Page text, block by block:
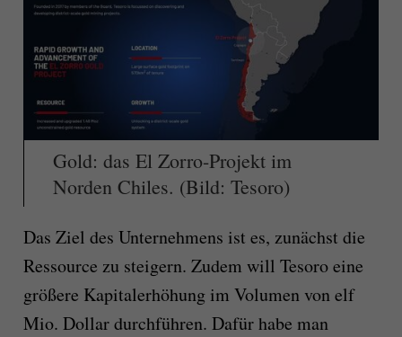
Gold: das El Zorro-Projekt im
Norden Chiles. (Bild: Tesoro)
Das Ziel des Unternehmens ist es, zunächst die
Ressource zu steigern. Zudem will Tesoro eine
größere Kapitalerhöhung im Volumen von elf
Mio. Dollar durchführen. Dafür habe man